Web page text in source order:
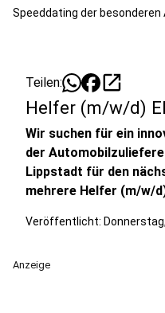
Speeddating der besonderen
Teilen: open_in_new
Helfer (m/w/d)
Wir suchen für ein
der
Lippstadt für den
mehrere Helfer (m/w/
Veröffentlicht:
Anzeige